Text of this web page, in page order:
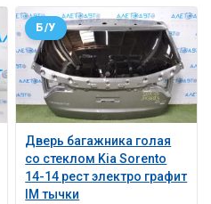
Дверь багажника голая
со стеклом Kia Sorento
14-14 рест электро графит
IM тычки
Б/У